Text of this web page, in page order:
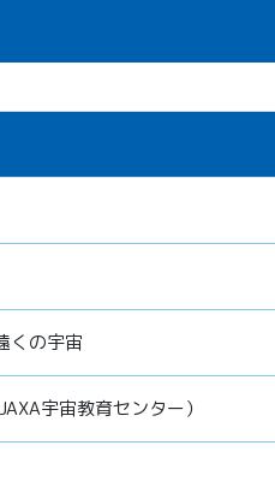
くの宇宙
宇宙教育センター）